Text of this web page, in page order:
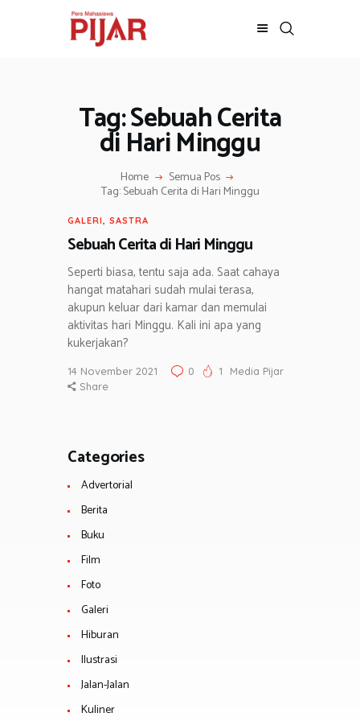
Tag: Sebuah Cerita
di Hari Minggu
Home Semua Pos
Tag: Sebuah Cerita di Hari Minggu
BERITA
ADVERTORIAL
SOSOK
GALERI
HIBURAN
JALAN-JALAN
GAYA HIDUP
OLAHRAGA
OPINI
GALERI, SASTRA
Sebuah Cerita di Hari Minggu
Seperti biasa, tentu saja ada. Saat cahaya
hangat matahari sudah mulai terasa,
akupun keluar dari kamar dan memulai
aktivitas hari Minggu. Kali ini apa yang
kukerjakan?
14 November 2021 0 1
Media Pijar
Share
Categories
Advertorial
Berita
Buku
Film
Foto
Galeri
Hiburan
Ilustrasi
Jalan-Jalan
Kuliner